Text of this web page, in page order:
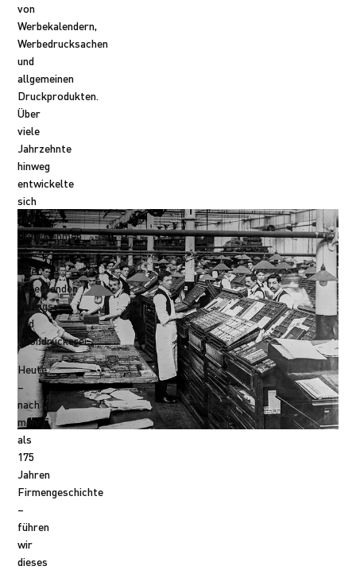
von
Werbekalendern,
Werbedrucksachen
und
allgemeinen
Druckprodukten.
Über
viele
Jahrzehnte
hinweg
entwickelte
sich
das
Unternehmen
zu
einer
bedeutenden
Verlags-
und
Großdruckerei.
Heute
–
nach
mehr
als
175
Jahren
Firmengeschichte
–
führen
wir
dieses